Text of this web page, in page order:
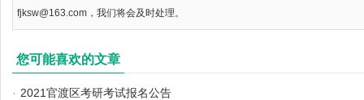
fjksw@163.com，我们将会及时处理。
您可能喜欢的文章
· 2021官渡区考研考试报名公告